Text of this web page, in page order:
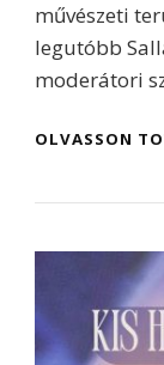
művészeti
legutóbb
moderátori
OLVASSON